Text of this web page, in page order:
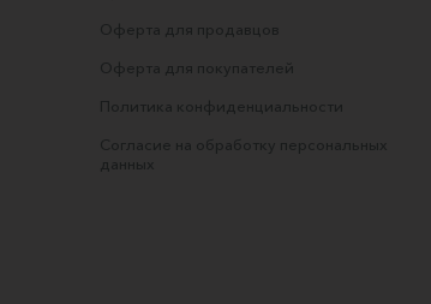
Оферта для продавцов
Оферта для покупателей
Политика конфиденциальности
Согласие на обработку персональных
данных